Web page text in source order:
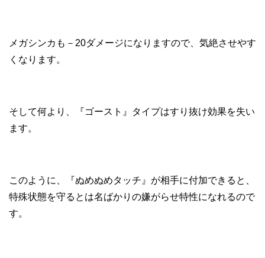
メガシンカも－20ダメージになりますので、気絶させやす
くなります。
そして何より、『ゴースト』タイプはすり抜け効果を失い
ます。
このように、『ぬめぬめタッチ』が相手に付加できると、
特殊状態を守るとは名ばかりの嫌がらせ特性になれるので
す。